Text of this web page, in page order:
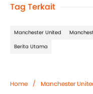
Tag Terkait
Manchester United
Berita Utama
Home / Manchester